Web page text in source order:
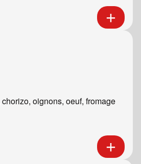
oignons, oeuf, fromage